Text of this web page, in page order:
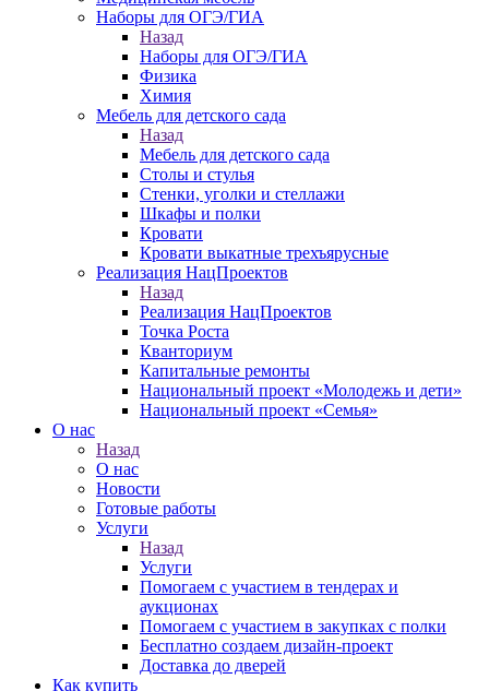
Наборы для ОГЭ/ГИА
Назад
Наборы для ОГЭ/ГИА
Физика
Химия
Мебель для детского сада
Назад
Мебель для детского сада
Столы и стулья
Стенки, уголки и стеллажи
Шкафы и полки
Кровати
Кровати выкатные трехъярусные
Реализация НацПроектов
Назад
Реализация НацПроектов
Точка Роста
Кванториум
Капитальные ремонты
Национальный проект «Молодежь и дети»
Национальный проект «Семья»
О нас
Назад
О нас
Новости
Готовые работы
Услуги
Назад
Услуги
Помогаем с участием в тендерах и
аукционах
Помогаем с участием в закупках с полки
Бесплатно создаем дизайн-проект
Доставка до дверей
Как купить